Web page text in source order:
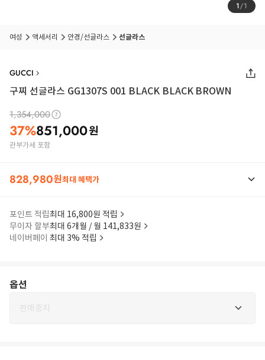
1/1
여성 액세서리 안경/선글라스 선글라스
GUCCI
구찌 선글라스 GG1307S 001 BLACK BLACK BROWN
1,354,000
37%851,000원
관부가세 포함
828,980원최대 혜택가
포인트 적립최대 16,800원 적립
무이자 할부최대 6개월 / 월 141,833원
네이버페이 최대 3% 적립
옵션
판매중지